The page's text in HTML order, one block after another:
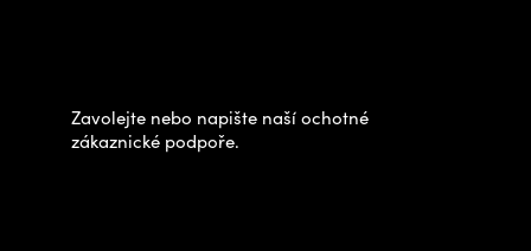
ý
Zavolejte nebo napište naší ochotné
zákaznické podpoře.